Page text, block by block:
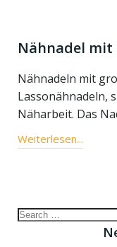
Nähnadel
Nähnadeln mit
Lassonähnadeln,
Näharbeit. Das
Weiterlesen...
Search